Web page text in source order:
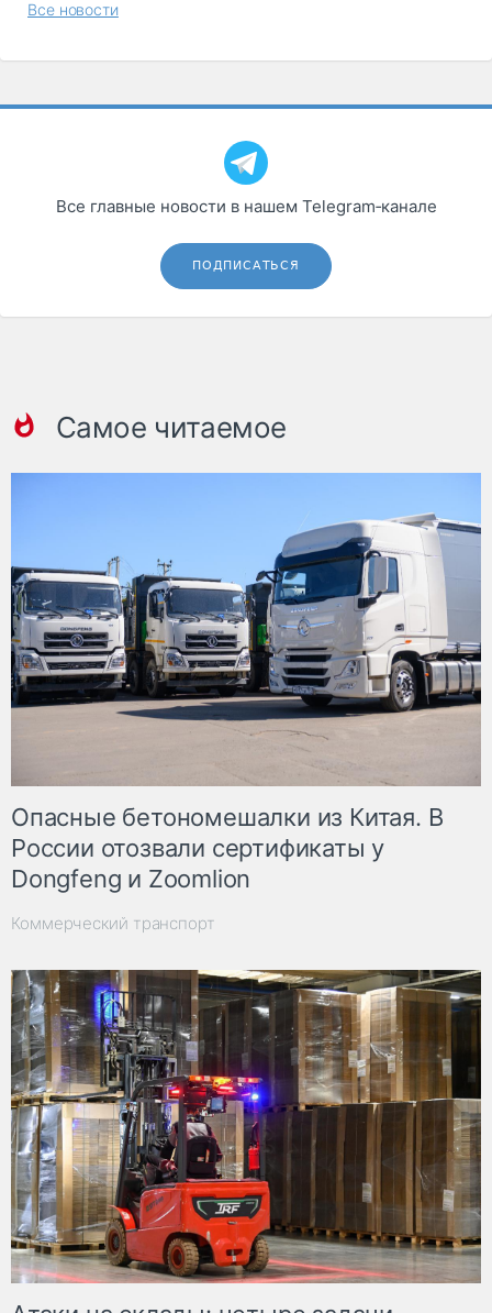
Все новости
Все главные новости в нашем Telegram‑канале
ПОДПИСАТЬСЯ
Самое читаемое
Опасные бетономешалки из Китая. В
России отозвали сертификаты у
Dongfeng и Zoomlion
Коммерческий транспорт